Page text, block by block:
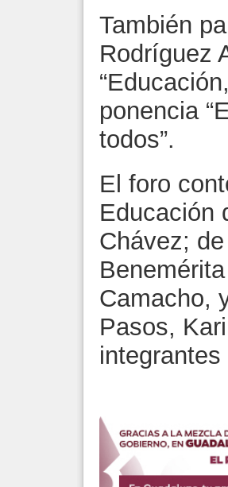
También
Rodríguez
ponencia
todos”.
El foro
Educación
Chávez;
Camacho,
Pasos,